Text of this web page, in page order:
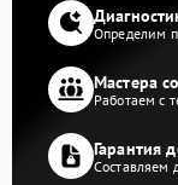
Определим
Мастера
Работаем с
Гарантия
Составляем